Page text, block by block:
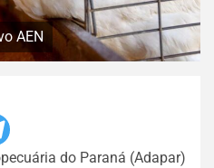
AEN
do Paraná (Adapar)